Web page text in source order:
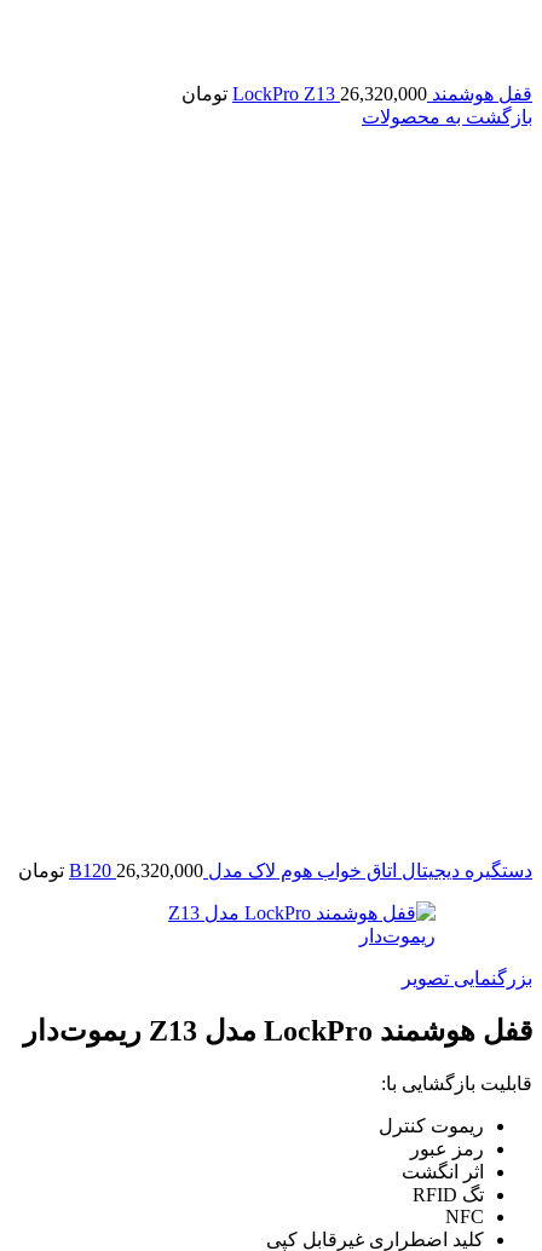
قفل هوشمند LockPro Z13 26,320,000
تومان
بازگشت به محصولات
دستگیره دیجیتال اتاق خواب هوم لاک مدل B120 26,320,000 تومان
بزرگنمایی تصویر
قفل هوشمند LockPro مدل Z13 ریموت‌دار
قابلیت بازگشایی با:
ریموت کنترل
رمز عبور
اثر انگشت
تگ RFID
NFC
کلید اضطراری غیرقابل کپی